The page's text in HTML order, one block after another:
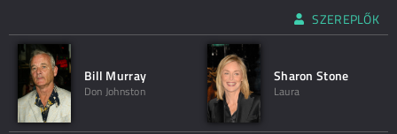
SZEREPLŐK
Bill Murray
Don Johnston
Sharon Stone
Laura